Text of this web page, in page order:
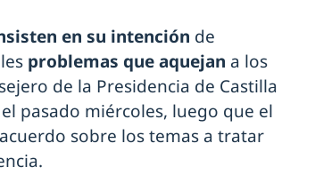
en su intención de
problemas que aquejan a los
de la Presidencia de Castilla
pasado miércoles, luego que el
sobre los temas a tratar